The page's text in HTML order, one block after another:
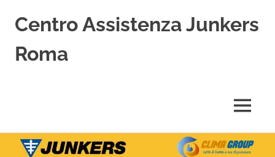
Salta
Centro Assistenza Junkers
Roma
Riparazione,
Sostituzione,
MENU